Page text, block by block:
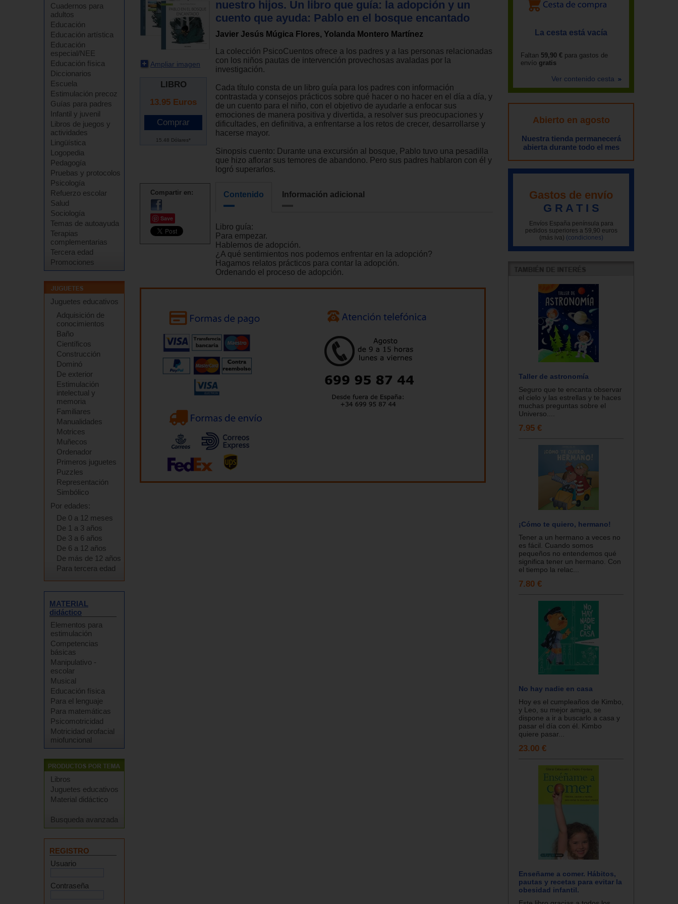
Cuadernos para
adultos
Educación
Educación artística
Educación
especial/NEE
Educación física
Diccionarios
Escuela
Estimulación precoz
Guías para padres
Infantil y juvenil
Libros de juegos y
actividades
Lingüística
Logopedia
Pedagogía
Pruebas y protocolos
Psicología
Refuerzo escolar
Salud
Sociología
Temas de autoayuda
Terapias
complementarias
Tercera edad
Promociones
Juguetes educativos
Adquisición de
conocimientos
Baño
Científicos
Construcción
Dominó
De exterior
Estimulación
intelectual y
memoria
Familiares
Manualidades
Motrices
Muñecos
Ordenador
Primeros juguetes
Puzzles
Representación
Simbólico
Por edades:
De 0 a 12 meses
De 1 a 3 años
De 3 a 6 años
De 6 a 12 años
De más de 12 años
Para tercera edad
MATERIAL
didáctico
Elementos para
estimulación
Competencias
básicas
Manipulativo -
escolar
Musical
Educación física
Para el lenguaje
Para matemáticas
Psicomotricidad
Motricidad orofacial
miofuncional
Libros
Juguetes educativos
Material didáctico
Busqueda avanzada
REGISTRO
Usuario
Contraseña
Ampliar imagen
LIBRO
13.95 Euros
15.48 Dólares*
Compartir en:
Save
nuestro hijos. Un libro que guía: la adopción y un
cuento que ayuda: Pablo en el bosque encantado
Javier Jesús Múgica Flores, Yolanda Montero Martínez
La colección PsicoCuentos ofrece a los padres y a las personas relacionadas
con los niños pautas de intervención provechosas avaladas por la
investigación.
Cada título consta de un libro guía para los padres con información
contrastada y consejos prácticos sobre qué hacer o no hacer en el día a día, y
de un cuento para el niño, con el objetivo de ayudarle a enfocar sus
emociones de manera positiva y divertida, a resolver sus preocupaciones y
dificultades, en definitiva, a enfrentarse a los retos de crecer, desarrollarse y
hacerse mayor.
Sinopsis cuento: Durante una excursión al bosque, Pablo tuvo una pesadilla
que hizo aflorar sus temores de abandono. Pero sus padres hablaron con él y
logró superarlos.
Contenido Información adicional
Libro guía:
Para empezar.
Hablemos de adopción.
¿A qué sentimientos nos podemos enfrentar en la adopción?
Hagamos relatos prácticos para contar la adopción.
Ordenando el proceso de adopción.
La cesta está vacía
Faltan 59,90 € para gastos de
envío gratis
Ver contenido cesta
Abierto en agosto
Nuestra tienda permanecerá
abierta durante todo el mes
Gastos de envío
G R A T I S
Envíos España península para
pedidos superiores a 59,90 euros
(más iva) (condiciones)
Taller de astronomía
Seguro que te encanta observar
el cielo y las estrellas y te haces
muchas preguntas sobre el
Universo....
7.95 €
¡Cómo te quiero, hermano!
Tener a un hermano a veces no
es fácil. Cuando somos
pequeños no entendemos qué
significa tener un hermano. Con
el tiempo la relac...
7.80 €
No hay nadie en casa
Hoy es el cumpleaños de Kimbo,
y Leo, su mejor amiga, se
dispone a ir a buscarlo a casa y
pasar el día con él. Kimbo
quiere pasar...
23.00 €
Enseñame a comer. Hábitos,
pautas y recetas para evitar la
obesidad infantil.